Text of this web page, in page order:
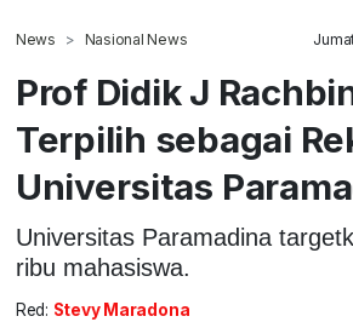
News Nasional News
Prof Didik J
Terpilih sebagai
Universitas
Universitas Paramadina
ribu mahasiswa.
Red: Stevy Maradona